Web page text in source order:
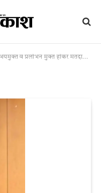
व प्रलोभन मुक्त होकर मतदान की अपील